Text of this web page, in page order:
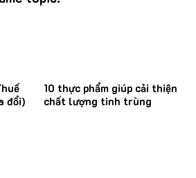
đổi)
10 thực phẩm giúp cải thiện
chất lượng tinh trùng